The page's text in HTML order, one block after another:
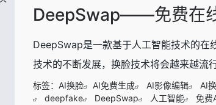
DeepSwap——免费在
DeepSwap是一款基于人工智能技术的在
技术的不断发展，换脸技术将会越来越流
标签： AI换脸 AI免费生成 AI影像编辑 AI
deepfake
DeepSwap 人工智能 免费